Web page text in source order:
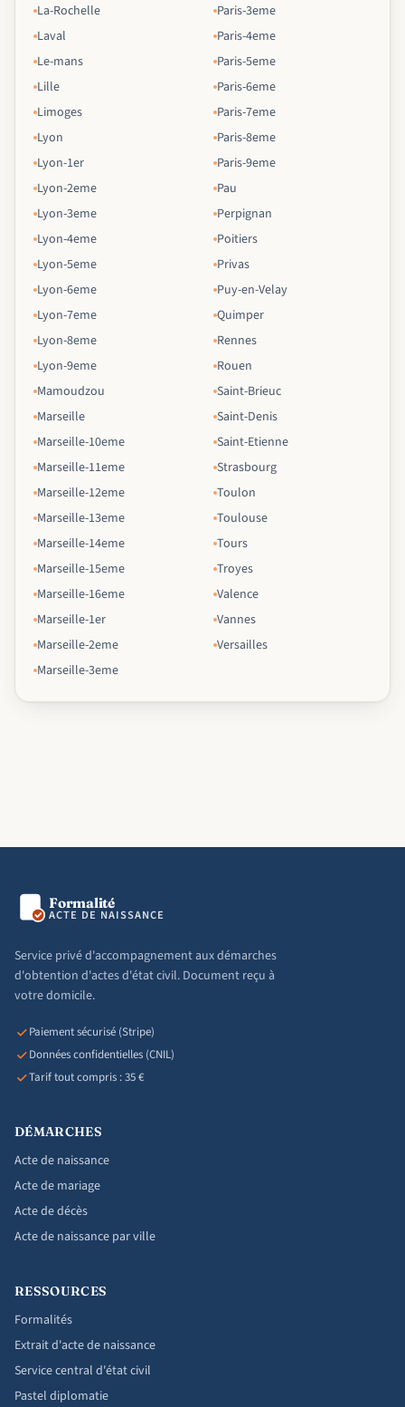
La-Rochelle
Laval
Le-mans
Lille
Limoges
Lyon
Lyon-1er
Lyon-2eme
Lyon-3eme
Lyon-4eme
Lyon-5eme
Lyon-6eme
Lyon-7eme
Lyon-8eme
Lyon-9eme
Mamoudzou
Marseille
Marseille-10eme
Marseille-11eme
Marseille-12eme
Marseille-13eme
Marseille-14eme
Marseille-15eme
Marseille-16eme
Marseille-1er
Marseille-2eme
Marseille-3eme
Paris-3eme
Paris-4eme
Paris-5eme
Paris-6eme
Paris-7eme
Paris-8eme
Paris-9eme
Pau
Perpignan
Poitiers
Privas
Puy-en-Velay
Quimper
Rennes
Rouen
Saint-Brieuc
Saint-Denis
Saint-Etienne
Strasbourg
Toulon
Toulouse
Tours
Troyes
Valence
Vannes
Versailles
Formalité
ACTE DE NAISSANCE
Service privé d'accompagnement aux démarches
d'obtention d'actes d'état civil. Document reçu à
votre domicile.
Paiement sécurisé (Stripe)
Données confidentielles (CNIL)
Tarif tout compris : 35 €
DÉMARCHES
Acte de naissance
Acte de mariage
Acte de décès
Acte de naissance par ville
RESSOURCES
Formalités
Extrait d'acte de naissance
Service central d'état civil
Pastel diplomatie